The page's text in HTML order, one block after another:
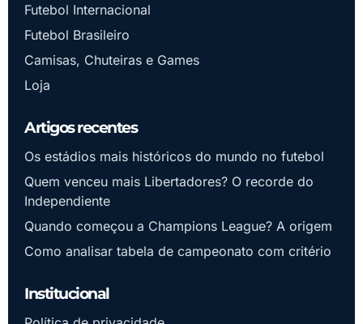
Futebol Internacional
Futebol Brasileiro
Camisas, Chuteiras e Games
Loja
Artigos recentes
Os estádios mais históricos do mundo no futebol
Quem venceu mais Libertadores? O recorde do
Independiente
Quando começou a Champions League? A origem
Como analisar tabela de campeonato com critério
Institucional